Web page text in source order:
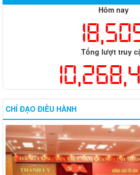
Hôm nay
Tổng lượt truy
CHỈ ĐẠO ĐIỀU HÀNH